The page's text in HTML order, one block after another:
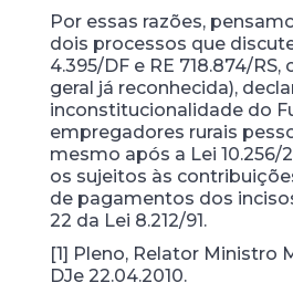
Por essas razões,
dois processos que
4.395/DF e RE 718.874/
geral já reconhecida),
inconstitucionalidade do
empregadores rurais
mesmo após a Lei 10.256/
os sujeitos às
de pagamentos dos
22 da Lei 8.212/91.
[1] Pleno, Relator Ministro
DJe 22.04.2010.